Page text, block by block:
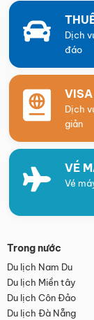
Dịch
đáo
VISA
Dịch
giản
VÉ
Vé
Trong nước
Du lịch Nam Du
Du lịch Miền tây
Du lịch Côn Đảo
Du lịch Đà Nẵng